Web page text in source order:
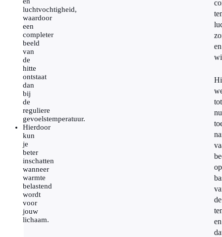
luchtvochtigheid,
waardoor
een
completer
beeld
van
de
hitte
ontstaat
dan
bij
de
reguliere
gevoelstemperatuur.
Hierdoor
kun
je
beter
inschatten
wanneer
warmte
belastend
wordt
voor
jouw
lichaam.
en
tot
nu
op
de
en